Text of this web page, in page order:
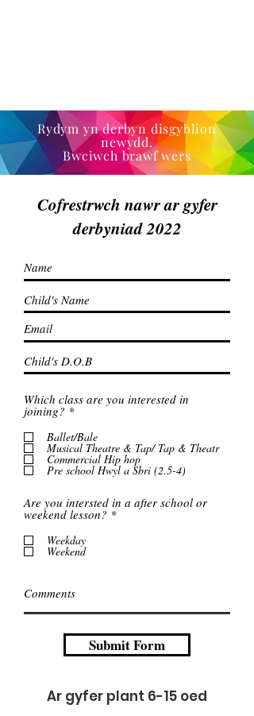
Rydym yn derbyn disgyblion
newydd.
Bwciwch brawf wers
Cofrestrwch nawr ar gyfer
derbyniad 2022
Which class are you interested in
joining? *R
q
u
i
r
Ballet/Bale
Musical Theatre & Tap/ Tap & Theatr
Commercial Hip hop
Pre school Hwyl a Sbri (2.5-4)
Are you intersted in a after school or
weekend lesson? *R
Weekday
Weekend
Submit Form
Ar gyfer plant 6-15 oed